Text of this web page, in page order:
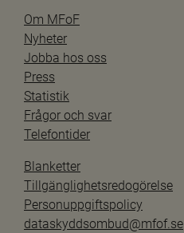
Om MFoF
Nyheter
Jobba hos oss
Press
Statistik
Frågor och svar
Telefontider
Blanketter
Tillgänglighetsredogörelse
Personuppgiftspolicy
dataskyddsombud@mfof.se